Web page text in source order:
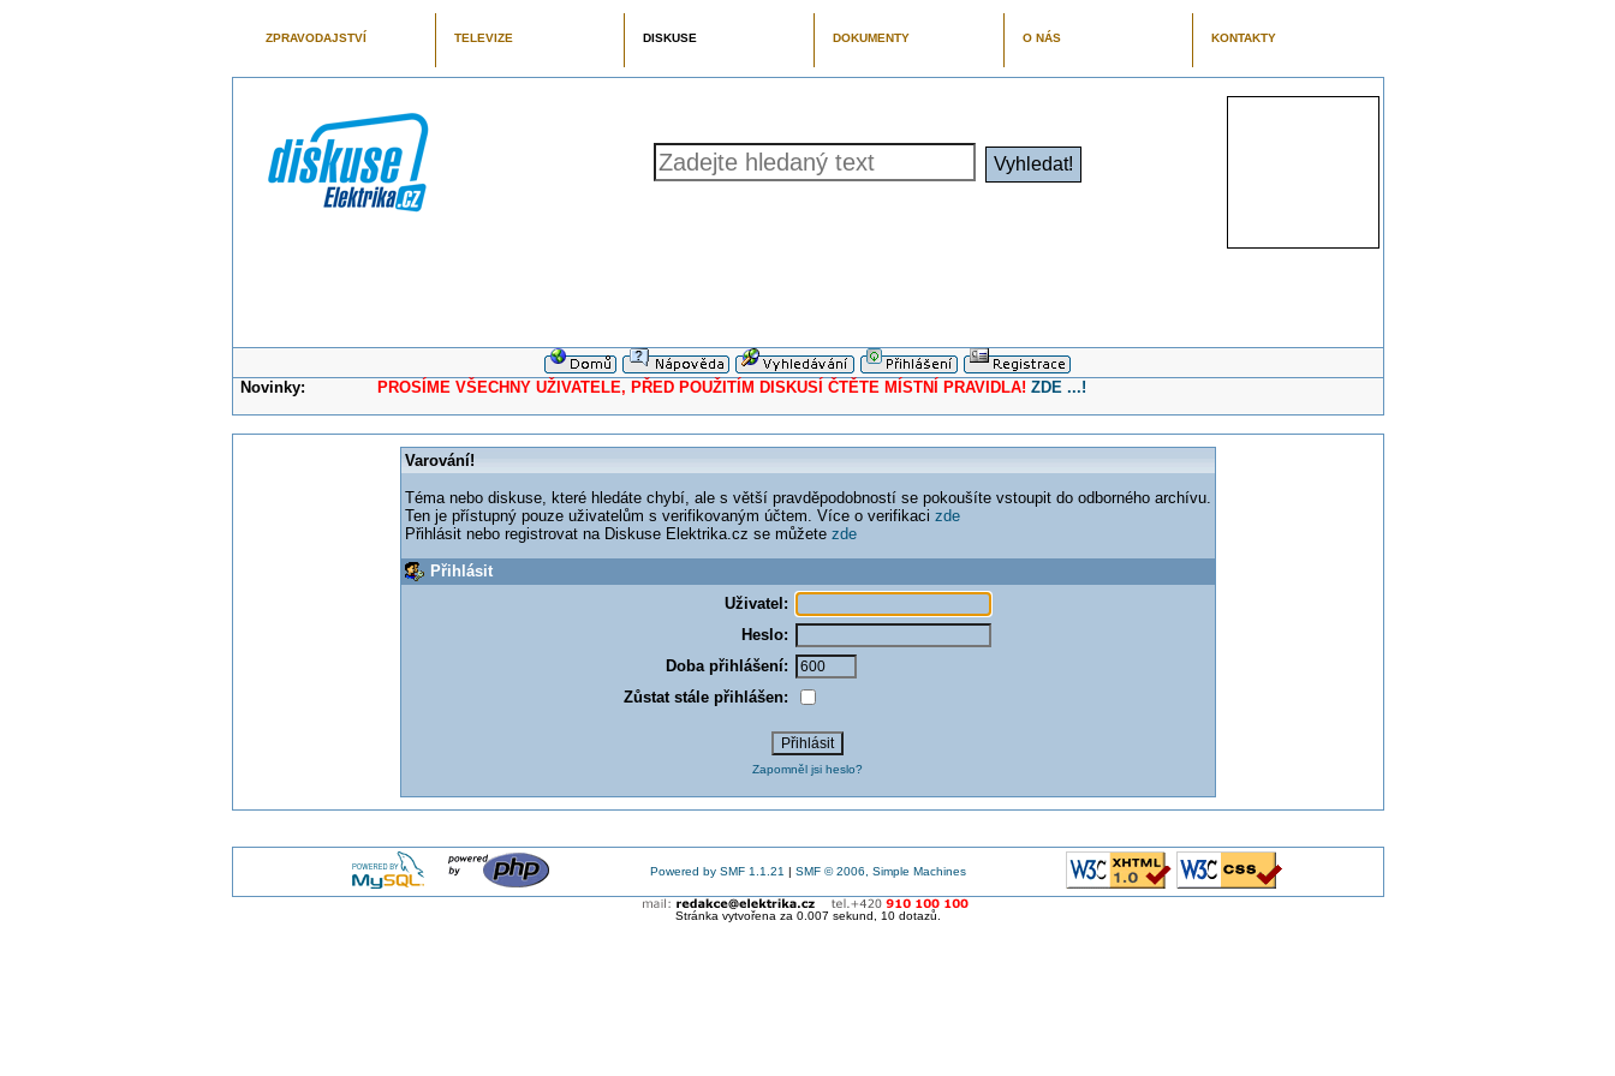
ZPRAVODAJSTVÍ TELEVIZE DISKUSE DOKUMENTY O NÁS KONTAKTY
Novinky: PROSÍME VŠECHNY UŽIVATELE, PŘED POUŽITÍM DISKUSÍ ČTĚTE MÍSTNÍ PRAVIDLA! ZDE ...!
Varování!
Téma nebo diskuse, které hledáte chybí, ale s větší pravděpodobností se pokoušíte vstoupit do odborného archívu.
Ten je přístupný pouze uživatelům s verifikovaným účtem. Více o verifikaci zde
Přihlásit nebo registrovat na Diskuse Elektrika.cz se můžete zde
Přihlásit
Uživatel:
Heslo:
Doba přihlášení:
Zůstat stále přihlášen:
Zapomněl jsi heslo?
Powered by SMF 1.1.21 | SMF © 2006, Simple Machines
Stránka vytvořena za 0.007 sekund, 10 dotazů.